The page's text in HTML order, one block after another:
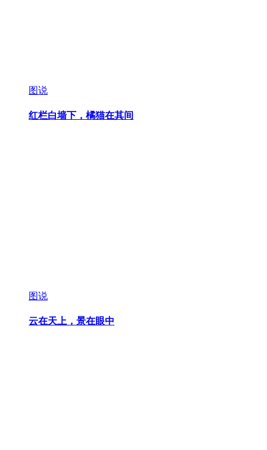
图说
红栏白墙下，橘猫在其间
图说
云在天上，景在眼中